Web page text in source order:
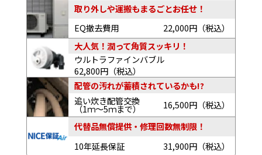
取り外しや運搬もまるごとお任せ！
EQ撤去費用
22,000円（税込）
大人気！潤って角質スッキリ！
ウルトラファインバブル
62,800円（税込）
配管の汚れが蓄積されているかも!?
追い炊き配管交換
（1ｍ～5ｍまで）
16,500円（税込）
代替品無償提供・修理回数無制限！
10年延長保証
31,900円（税込）